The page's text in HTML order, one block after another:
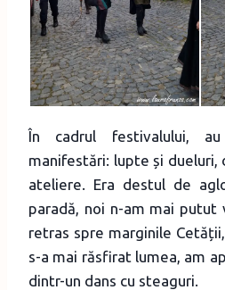
În cadrul festivalului,
manifestări: lupte și dueluri,
ateliere. Era destul de
paradă, noi n-am mai putut
retras spre marginile
s-a mai răsfirat lumea, am
dintr-un dans cu steaguri.